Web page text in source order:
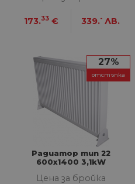
173.33 € 339.- ЛВ.
27%
отстъпка
Радиатор тип 22
600х1400 3,1kW
Цена за бройка